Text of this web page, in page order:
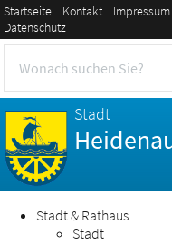
Startseite Kontakt Impressum
Datenschutz
Stadt
Stadt & Rathaus
Stadt